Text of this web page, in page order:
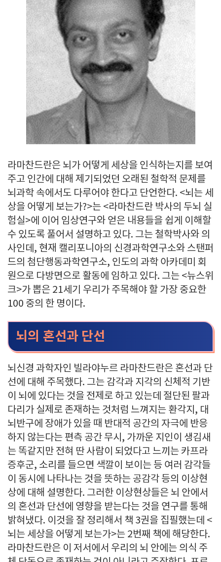
라마찬드란은 뇌가 어떻게 세상을 인식하는지를 보여
주고 인간에 대해 제기되었던 오래된 철학적 문제를
뇌과학 속에서도 다루어야 한다고 단언한다. <뇌는 세
상을 어떻게 보는가?>는 <라마찬드란 박사의 두뇌 실
험실>에 이어 임상연구와 얻은 내용들을 쉽게 이해할
수 있도록 풀어서 설명하고 있다. 그는 철학박사와 의
사인데, 현재 캘리포니아의 신경과학연구소와 스탠퍼
드의 첨단행동과학연구소, 인도의 과학 아카데미 회
원으로 다방면으로 활동에 임하고 있다. 그는 <뉴스위
크>가 뽑은 21세기 우리가 주목해야 할 가장 중요한
100 중의 한 명이다.
뇌의 혼선과 단선
뇌신경 과학자인 빌라야누르 라마찬드란은 혼선과 단
선에 대해 주목했다. 그는 감각과 지각의 신체적 기반
이 뇌에 있다는 것을 전제로 하고 있는데 절단된 팔과
다리가 실제로 존재하는 것처럼 느껴지는 환각지, 대
뇌반구에 장애가 있을 때 반대적 공간의 자극에 반응
하지 않는다는 편측 공간 무시, 가까운 지인이 생김새
는 똑같지만 전혀 딴 사람이 되었다고 느끼는 카프라
증후군, 소리를 들으면 색깔이 보이는 등 여러 감각들
이 동시에 나타나는 것을 뜻하는 공감각 등의 이상현
상에 대해 설명한다. 그러한 이상현상들은 뇌 안에서
의 혼선과 단선에 영향을 받는다는 것을 연구를 통해
밝혀냈다. 이것을 잘 정리해서 책 3권을 집필했는데 <
뇌는 세상을 어떻게 보는가>는 2번째 책에 해당한다.
라마찬드란은 이 저서에서 우리의 뇌 안에는 의식 주